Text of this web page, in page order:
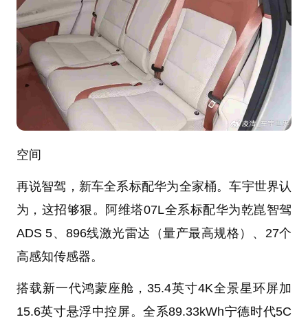
空间
再说智驾，新车全系标配华为全家桶。车宇世界认
为，这招够狠。阿维塔07L全系标配华为乾崑智驾
ADS 5、896线激光雷达（量产最高规格）、27个
高感知传感器。
搭载新一代鸿蒙座舱，35.4英寸4K全景星环屏加
15.6英寸悬浮中控屏。全系89.33kWh宁德时代5C